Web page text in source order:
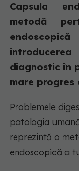
Capsula
metodă
diagnostic în
mare progres
Problemele
patologia
reprezintă o
endoscopică a